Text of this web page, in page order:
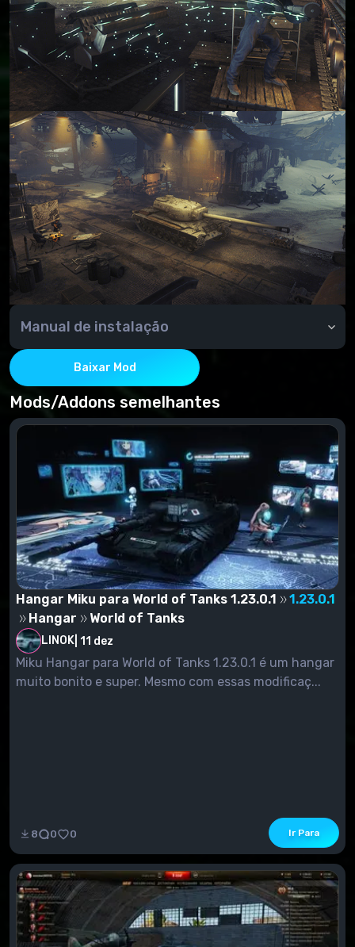
Manual de instalação
Copie a pasta mods para a pasta de jogos (WOT/).
Baixar Mod
Mods/Addons semelhantes
Hangar Miku para World of Tanks 1.23.0.1
1.23.0.1
Hangar
World of Tanks
LINOK 11 dez
Miku Hangar para World of Tanks 1.23.0.1 é um hangar
muito bonito e super. Mesmo com essas modificaç...
8 0 0 Ir Para